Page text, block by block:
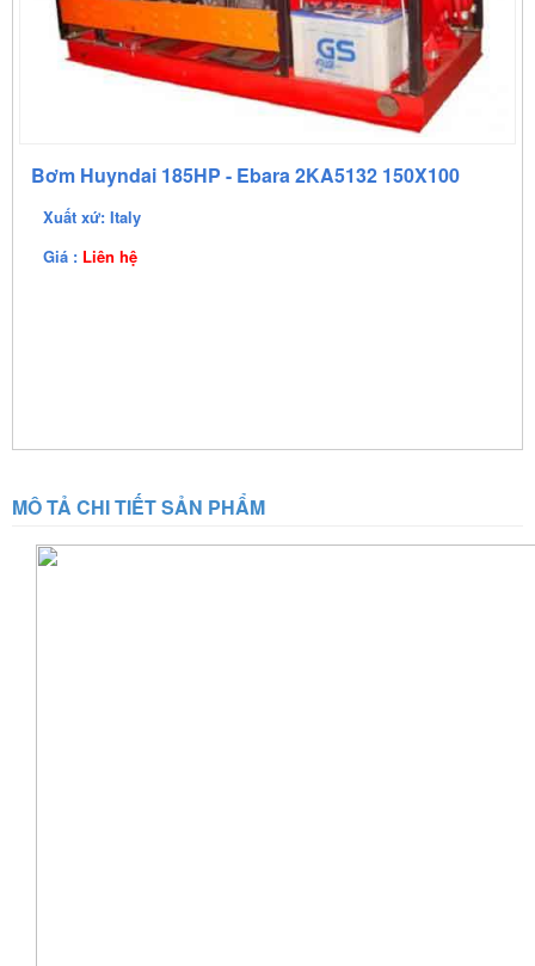
Bơm Huyndai 185HP - Ebara 2KA5132 150X100
Xuất xứ: Italy
Giá : Liên hệ
MÔ TẢ CHI TIẾT SẢN PHẨM